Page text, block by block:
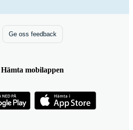
Ge oss feedback
Hämta mobilappen